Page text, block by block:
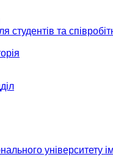
студентів та